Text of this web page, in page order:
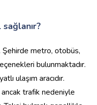
sağlanır?
Şehirde metro, otobüs,
bulunmaktadır.
ulaşım aracıdır.
trafik nedeniyle